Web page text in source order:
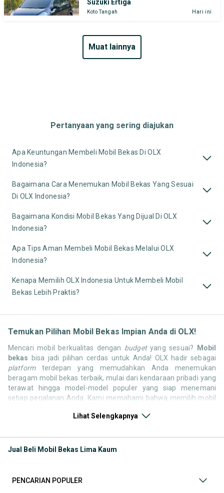
Suzuki Ertiga
Koto Tangah Hari ini
muat lainnya
Pertanyaan yang sering diajukan
Apa Keuntungan Membeli Mobil Bekas Di OLX
Indonesia?
Bagaimana Cara Menemukan Mobil Bekas Yang Sesuai
Di OLX Indonesia?
Bagaimana Kondisi Mobil Bekas Yang Dijual Di OLX
Indonesia?
Apa Tips Aman Membeli Mobil Bekas Melalui OLX
Indonesia?
Kenapa Memilih OLX Indonesia Untuk Membeli Mobil
Bekas Lebih Praktis?
Temukan Pilihan Mobil Bekas Impian Anda di OLX!
Mencari mobil berkualitas dengan budgetyang sesuai? Mobil
bekas bisa jadi pilihan cerdas untuk Anda! OLX hadir sebagai
platformterdepan yang memudahkan Anda menemukan
beragam mobil bekas terbaik, mulai dari kendaraan pribadi yang
terawat hingga model-model populer yang siap menemani
setiap perjalanan Anda. Kami memahami bahwa memilih mobil
ribuan daftar dari penjual terpercaya di seluruh Indonesia.
dengan gaya hidup, kebutuhan, danbudgetAnda!
Memilih mobil bekas yang tepat tentu bukan perkara mudah.
berkelas, atau mobil kota yang irit dan lincah? Di OLX, Anda akan
Lihat Selengkapnya
Jual Beli Mobil Bekas Lima Kaum
PENCARIAN POPULER